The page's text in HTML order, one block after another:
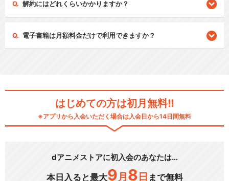
解約にはどれくらいかかりますか？
電子書籍は月額料金だけで利用できますか？
はじめての方は初月無料!!
※アプリから入会いただく場合は入会日から14日間無料
dアニメストアに初入会のあなたは…
本日入ると最大9 月 8 日 まで無料